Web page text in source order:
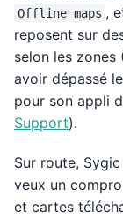
Offline maps ,
reposent sur
selon les zones
avoir dépassé
pour son appli
Support).
Sur route,
veux un
et cartes